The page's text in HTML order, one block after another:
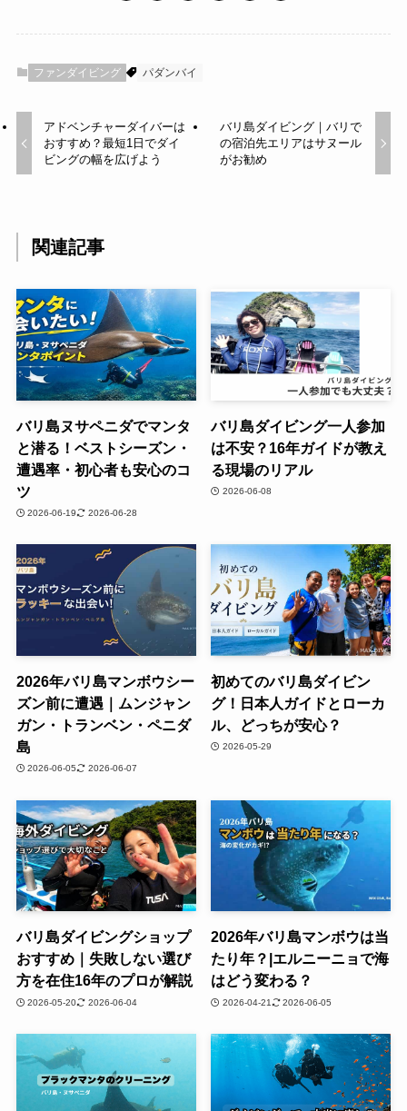
ファンダイビング パダンバイ
アドベンチャーダイバーは
おすすめ？最短1日でダイ
ビングの幅を広げよう
バリ島ダイビング｜バリで
の宿泊先エリアはサヌール
がお勧め
関連記事
バリ島ヌサペニダでマンタ
と潜る！ベストシーズン・
遭遇率・初心者も安心のコ
ツ
2026-06-19 2026-06-28
バリ島ダイビング一人参加
は不安？16年ガイドが教え
る現場のリアル
2026-06-08
2026年バリ島マンボウシー
ズン前に遭遇｜ムンジャン
ガン・トランベン・ペニダ
島
2026-06-05 2026-06-07
初めてのバリ島ダイビン
グ！日本人ガイドとローカ
ル、どっちが安心？
2026-05-29
バリ島ダイビングショップ
おすすめ｜失敗しない選び
方を在住16年のプロが解説
2026-05-20 2026-06-04
2026年バリ島マンボウは当
たり年？|エルニーニョで海
はどう変わる？
2026-04-21 2026-06-05